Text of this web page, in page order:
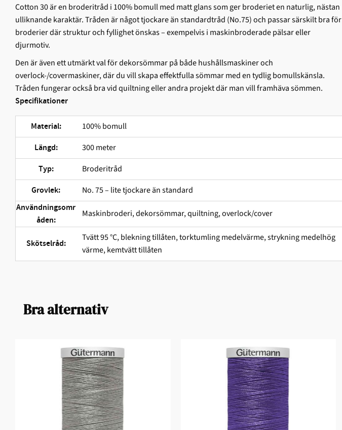
Cotton 30 är en broderitråd i 100% bomull med matt glans som ger broderiet en naturlig, nästan
ulliknande karaktär. Tråden är något tjockare än standardtråd (No.75) och passar särskilt bra för
broderier där struktur och fyllighet önskas – exempelvis i maskinbroderade pälsar eller
djurmotiv.
Den är även ett utmärkt val för dekorsömmar på både hushållsmaskiner och
overlock-/covermaskiner, där du vill skapa effektfulla sömmar med en tydlig bomullskänsla.
Tråden fungerar också bra vid quiltning eller andra projekt där man vill framhäva sömmen.
Specifikationer
Material: 100% bomull
Längd: 300 meter
Typ: Broderitråd
Grovlek: No. 75 – lite tjockare än standard
Användningsomr
åden:
Maskinbroderi, dekorsömmar, quiltning, overlock/cover
Skötselråd:
Tvätt 95 °C, blekning tillåten, torktumling medelvärme, strykning medelhög
värme, kemtvätt tillåten
Bra alternativ